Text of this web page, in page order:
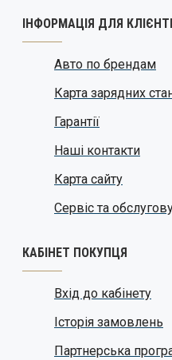
ІНФОРМАЦІЯ ДЛЯ
Авто по брендам
Карта зарядних
Гарантії
Наші контакти
Карта сайту
Сервіс та
КАБІНЕТ ПОКУПЦЯ
Вхід до кабінету
Історія замовлень
Партнерська